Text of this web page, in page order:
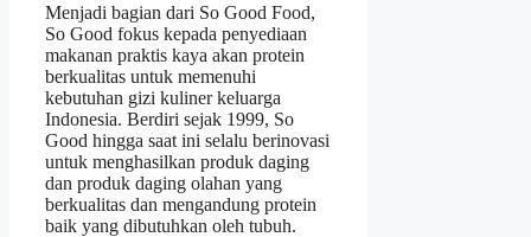
Menjadi bagian dari So Good Food,
So Good fokus kepada penyediaan
makanan praktis kaya akan protein
berkualitas untuk memenuhi
kebutuhan gizi kuliner keluarga
Indonesia. Berdiri sejak 1999, So
Good hingga saat ini selalu berinovasi
untuk menghasilkan produk daging
dan produk daging olahan yang
berkualitas dan mengandung protein
baik yang dibutuhkan oleh tubuh.